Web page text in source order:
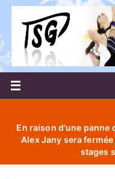
Passer
contenu
En raison d'une panne
Alex Jany sera
stages